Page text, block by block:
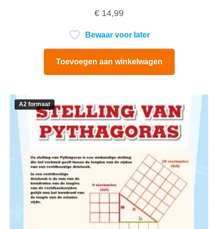
€ 14,99
Bewaar voor later
Toevoegen aan winkelwagen
A2 formaat